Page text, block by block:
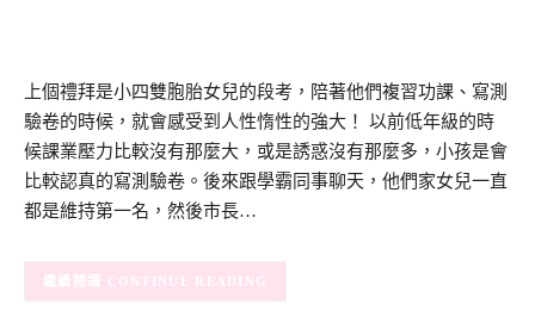
上個禮拜是小四雙胞胎女兒的段考，陪著他們複習功課、寫測
驗卷的時候，就會感受到人性惰性的強大！ 以前低年級的時
候課業壓力比較沒有那麼大，或是誘惑沒有那麼多，小孩是會
比較認真的寫測驗卷。後來跟學霸同事聊天，他們家女兒一直
都是維持第一名，然後市長…
CONTINUE READING